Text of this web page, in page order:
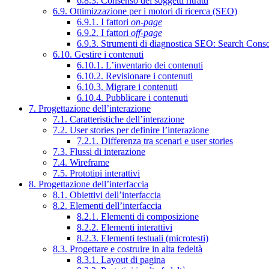
6.9. Ottimizzazione per i motori di ricerca (SEO)
6.9.1. I fattori on-page
6.9.2. I fattori off-page
6.9.3. Strumenti di diagnostica SEO: Search
6.10. Gestire i contenuti
6.10.1. L’inventario dei contenuti
6.10.2. Revisionare i contenuti
6.10.3. Migrare i contenuti
6.10.4. Pubblicare i contenuti
7. Progettazione dell’interazione
7.1. Caratteristiche dell’interazione
7.2. User stories per definire l’interazione
7.2.1. Differenza tra scenari e user stories
7.3. Flussi di interazione
7.4. Wireframe
7.5. Prototipi interattivi
8. Progettazione dell’interfaccia
8.1. Obiettivi dell’interfaccia
8.2. Elementi dell’interfaccia
8.2.1. Elementi di composizione
8.2.2. Elementi interattivi
8.2.3. Elementi testuali (microtesti)
8.3. Progettare e costruire in alta fedeltà
8.3.1. Layout di pagina